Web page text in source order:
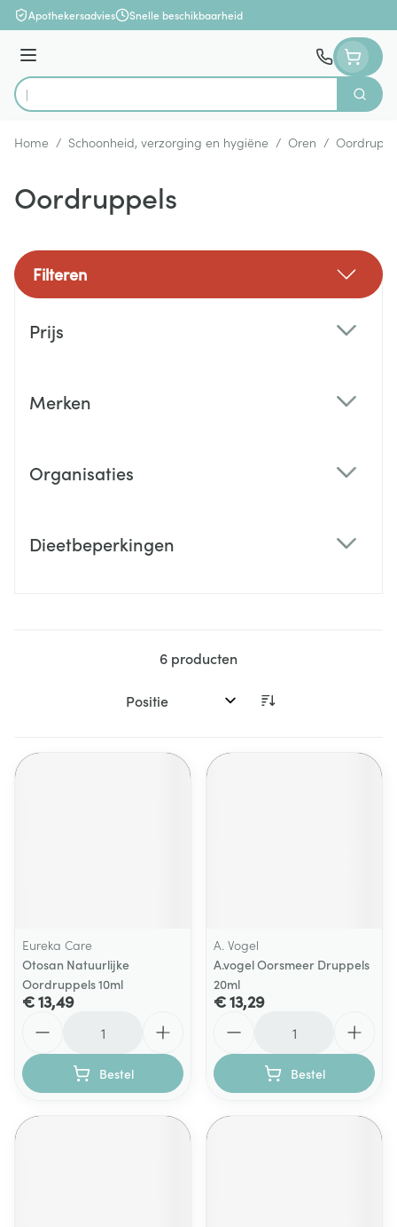
Ga naar de inhoud
Apothekersadvies Snelle beschikbaarheid
Menu
Product, merk, categorie...
Zoek
Home / Schoonheid, verzorging en hygiëne / Oren /
Oordruppels
Filteren
Prijs
Merken
Organisaties
Dieetbeperkingen
6 producten
Sorteer op:
Eureka Care
Otosan Natuurlijke
Oordruppels 10ml
€ 13,49
Bestel
A. Vogel
A.vogel Oorsmeer Druppels
20ml
€ 13,29
Bestel